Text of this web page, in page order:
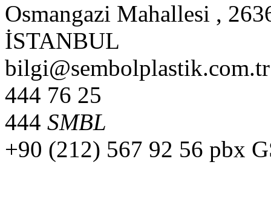
Osmangazi Mahallesi ,
İSTANBUL
bilgi@sembolplastik.com.tr
444 76 25
444 SMBL
+90 (212) 567 92 56 pbx